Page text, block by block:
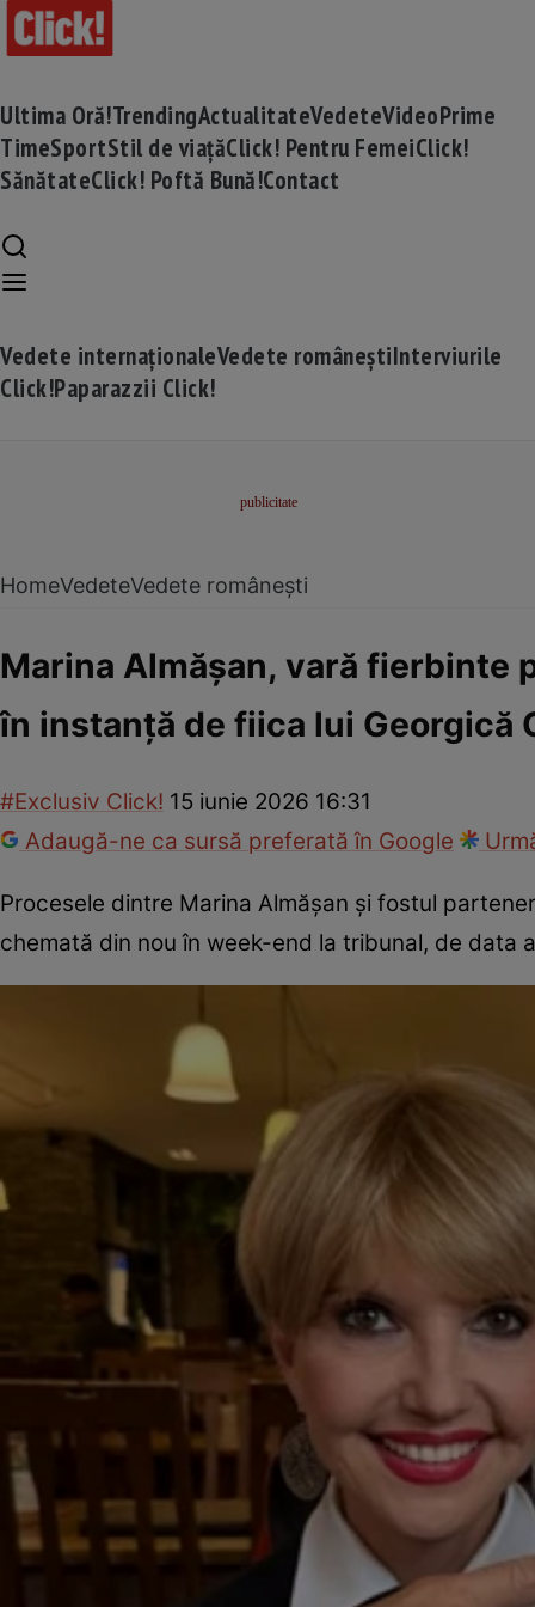
Ultima Oră!TrendingActualitateVedeteVideoPrime
TimeSportStil de viațăClick! Pentru FemeiClick!
SănătateClick! Poftă Bună!Contact
Vedete internaționaleVedete româneștiInterviurile
Click!Paparazzii Click!
HomeVedeteVedete românești
Marina Almășan, vară fierbinte
în instanță de fiica lui Georgică
#Exclusiv Click! 15 iunie 2026 16:31
Adaugă-ne ca sursă preferată în Google
Procesele dintre Marina Almășan și fostul
chemată din nou în week-end la tribunal, de